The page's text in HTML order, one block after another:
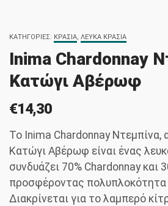
ΚΑΤΗΓΟΡΊΕΣ: ΚΡΑΣΙΆ, ΛΕΥΚΆ ΚΡΑΣΙΆ
Inima Chardonnay
Κατώγι Αβέρωφ
€14,30
Το Inima Chardonnay Ντεμπίνα,
Κατώγι Αβέρωφ είναι ένας
συνδυάζει 70% Chardonnay και
προσφέροντας πολυπλοκότητα
Διακρίνεται για το λαμπερό